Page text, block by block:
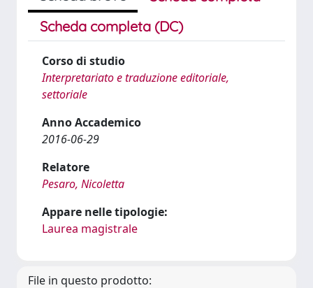
Scheda completa (DC)
Corso di studio
Interpretariato e traduzione editoriale,
settoriale
Anno Accademico
2016-06-29
Relatore
Pesaro, Nicoletta
Appare nelle tipologie:
Laurea magistrale
File in questo prodotto: